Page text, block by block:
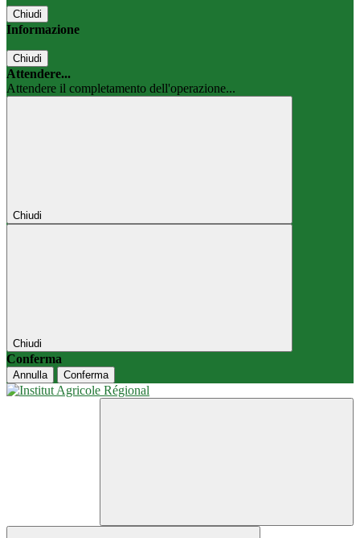
Chiudi
Informazione
Chiudi
Attendere...
Attendere il completamento dell'operazione...
Chiudi
Chiudi
Conferma
Annulla Conferma